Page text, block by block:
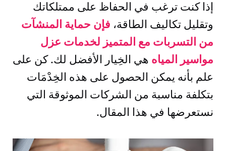
إذا كنت ترغب في الحفاظ على ممتلكاتك
وتقليل تكاليف الطاقة، فإن حماية المنشآت
من التسربات مع المتميز لخدمات عزل
مواسير المياه هي الخِيار الأفضل لك. كن على
علم بأنه يمكن الحصول على هذه الخِدْمَات
بتكلفة مناسبة من الشركات الموثوقة التي
نستعرضها في هذا المقال.